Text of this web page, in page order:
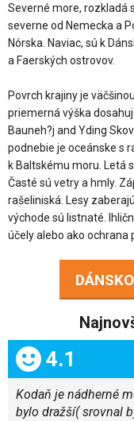
Severné more, rozkladá
severne od Nemecka a
Nórska. Naviac, sú k
a Faerských ostrovov.
Povrch krajiny je
priemerná výška
Bauneh?j and Yding
podnebie je oceánske s
k Baltskému moru. Letá
Časté sú vetry a hmly.
rašeliniská. Lesy
východe sú listnaté.
účely alebo ako ochrana
Celkom:
4.1
Kodaň je nádherné
bylo dražší( srovnal